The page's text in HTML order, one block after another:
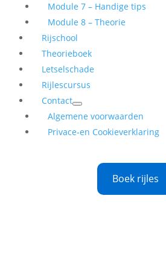
Module 7 – Handige tips
Module 8 – Theorie
Rijschool
Theorieboek
Letselschade
Rijlescursus
Contact
Algemene voorwaarden
Privace-en Cookieverklaring
Boek rijles